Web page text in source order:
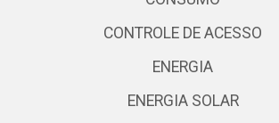
CONTROLE DE ACESSO
ENERGIA
ENERGIA SOLAR